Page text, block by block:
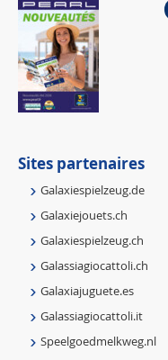
Sites partenaires
Galaxiespielzeug.de
Galaxiejouets.ch
Galaxiespielzeug.ch
Galassiagiocattoli.ch
Galaxiajuguete.es
Galassiagiocattoli.it
Speelgoedmelkweg.nl